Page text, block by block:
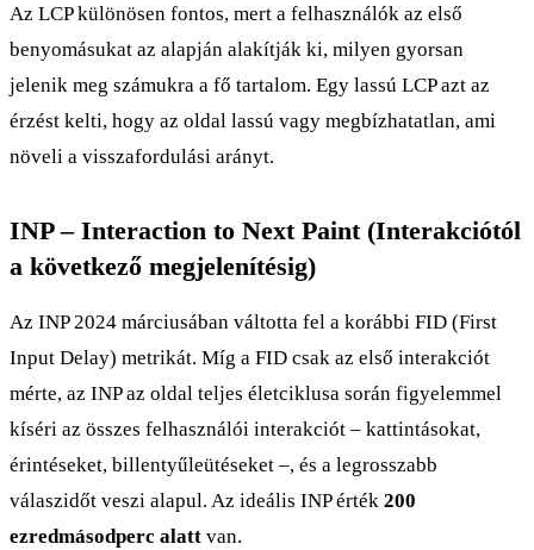
Az LCP különösen fontos, mert a felhasználók az első
benyomásukat az alapján alakítják ki, milyen gyorsan
jelenik meg számukra a fő tartalom. Egy lassú LCP azt az
érzést kelti, hogy az oldal lassú vagy megbízhatatlan, ami
növeli a visszafordulási arányt.
INP – Interaction to Next Paint (Interakciótól
a következő megjelenítésig)
Az INP 2024 márciusában váltotta fel a korábbi FID (First
Input Delay) metrikát. Míg a FID csak az első interakciót
mérte, az INP az oldal teljes életciklusa során figyelemmel
kíséri az összes felhasználói interakciót – kattintásokat,
érintéseket, billentyűleütéseket –, és a legrosszabb
válaszidőt veszi alapul. Az ideális INP érték 200
ezredmásodperc alatt van.